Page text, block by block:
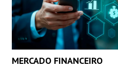
MERCADO FINANCEIRO